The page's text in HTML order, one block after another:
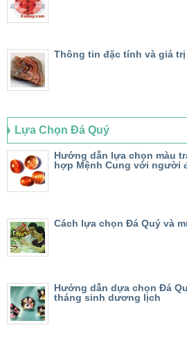
Thông tin đặc tính và giá trị
Lựa Chọn Đá Quý
Hướng dẫn lựa chọn màu
hợp Mệnh Cung với người
Cách lựa chọn Đá Quý và
Hướng dẫn dựa chọn Đá
tháng sinh dương lịch